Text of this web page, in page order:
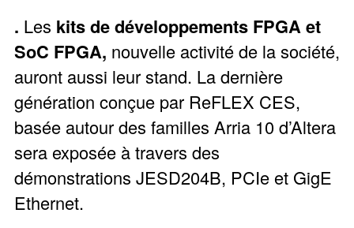
. Les kits de développements FPGA et
SoC FPGA, nouvelle activité de la société,
auront aussi leur stand. La dernière
génération conçue par ReFLEX CES,
basée autour des familles Arria 10 d’Altera
sera exposée à travers des
démonstrations JESD204B, PCIe et GigE
Ethernet.